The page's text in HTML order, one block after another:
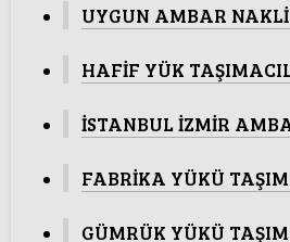
UYGUN AMBAR
HAFİF YÜK
İSTANBUL İZMİR
FABRİKA YÜKÜ
GÜMRÜK YÜKÜ